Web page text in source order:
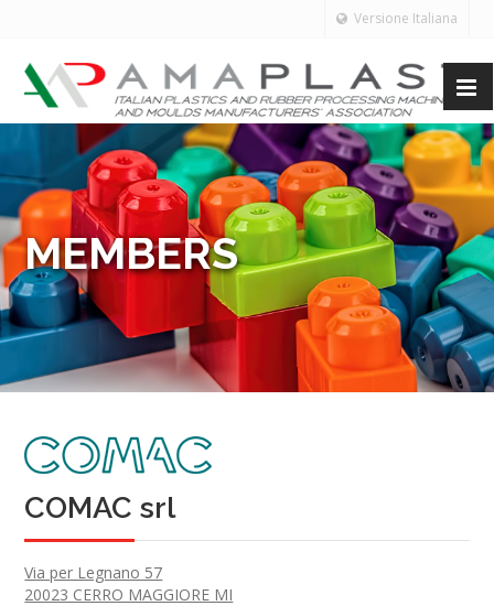
Versione Italiana
MEMBERS
COMAC srl
Via per Legnano 57
20023 CERRO MAGGIORE MI